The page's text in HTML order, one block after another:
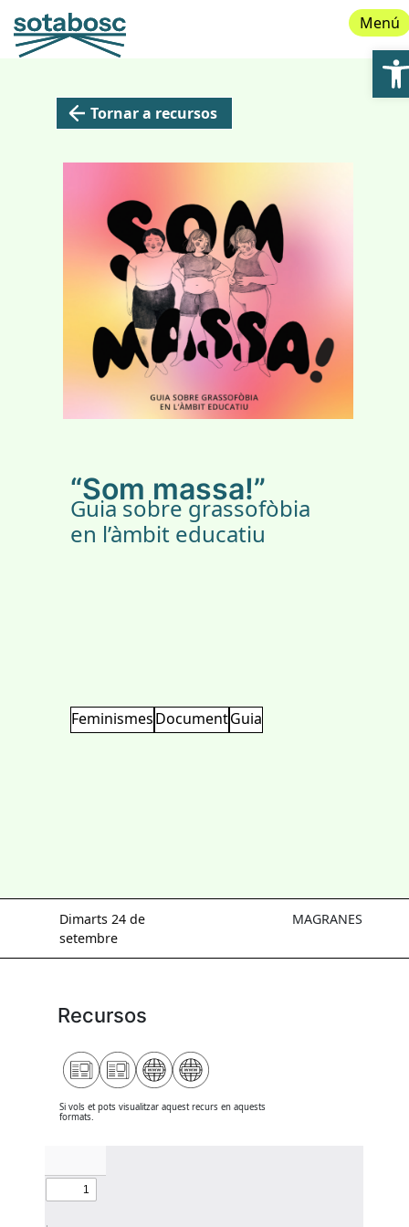
Menú
Tornar a recursos
“Som massa!”
Guia sobre grassofòbia
en l’àmbit educatiu
FeminismesDocumentGuia
Dimarts 24 de
setembre
MAGRANES
Recursos
Si vols et pots visualitzar aquest recurs en aquests
formats.